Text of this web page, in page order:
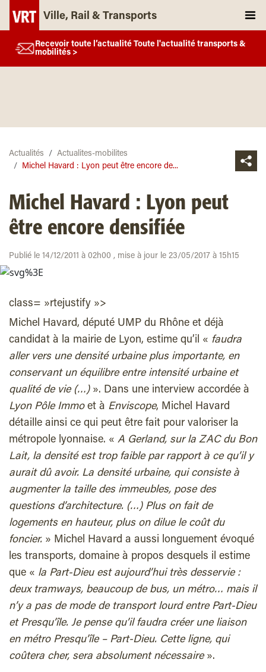
Ville, Rail & Transports
Recevoir toute l’actualité Toute l'actualité transports &
mobilités >
Actualités
Actualites-mobilites
Michel Havard : Lyon peut être encore de...
Michel Havard : Lyon peut
être encore densifiée
Publié le 14/12/2011 à 02h00 , mise à jour le 23/05/2017 à 15h15
class= »rtejustify »>
Michel Havard, député UMP du Rhône et déjà
candidat à la mairie de Lyon, estime qu’il « faudra
aller vers une densité urbaine plus importante, en
conservant un équilibre entre intensité urbaine et
qualité de vie (…) ». Dans une interview accordée à
Lyon Pôle Immo et à Enviscope, Michel Havard
détaille ainsi ce qui peut être fait pour valoriser la
métropole lyonnaise. « A Gerland, sur la ZAC du Bon
Lait, la densité est trop faible par rapport à ce qu’il y
aurait dû avoir. La densité urbaine, qui consiste à
augmenter la taille des immeubles, pose des
questions d’architecture. (…) Plus on fait de
logements en hauteur, plus on dilue le coût du
foncier. » Michel Havard a aussi longuement évoqué
les transports, domaine à propos desquels il estime
que « la Part-Dieu est aujourd’hui très desservie :
deux tramways, beaucoup de bus, un métro… mais il
n’y a pas de mode de transport lourd entre Part-Dieu
et Presqu’île. Je pense qu’il faudra créer une liaison
en métro Presqu’île – Part-Dieu. Cette ligne, qui
coûtera cher, sera absolument nécessaire».